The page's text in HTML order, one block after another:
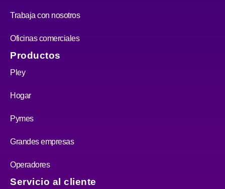
Trabaja con nosotros
Oficinas comerciales
Productos
Pley
Hogar
Pymes
Grandes empresas
Operadores
Servicio al cliente